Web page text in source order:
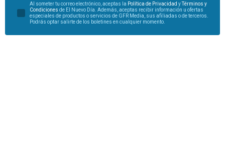
Al someter tu correo electrónico, aceptas la Política de Privacidad yTérminos y
Condiciones de El Nuevo Día. Además, aceptas recibir información u ofertas
especiales de productos o servicios de GFR Media, sus afiliadas o de terceros.
Podrás optar salirte de los boletines en cualquier momento.